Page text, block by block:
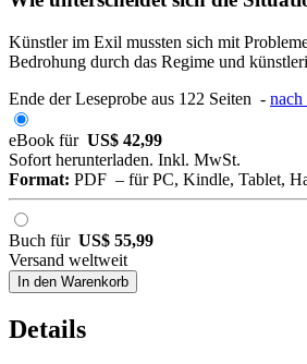
Künstler im Exil mussten sich mit
Bedrohung durch das Regime und
Ende der Leseprobe aus 122 Seiten - nach
eBook für US$ 42,99
Sofort herunterladen. Inkl. MwSt.
Format: PDF – für PC, Kindle, Tablet,
Buch für US$ 55,99
Versand weltweit
In den Warenkorb
Details